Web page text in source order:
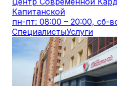
Капитанской
пн-пт: 08:00 – 20:00, сб-
СпециалистыУслуги